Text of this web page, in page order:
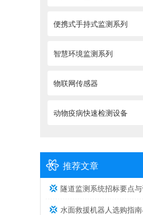
便携式手持式监测系列
智慧环境监测系列
物联网传感器
动物疫病快速检测设备
推荐文章